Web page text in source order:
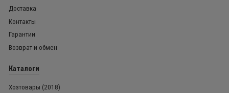
Доставка
Контакты
Гарантии
Возврат и обмен
Каталоги
Хозтовары (2018)